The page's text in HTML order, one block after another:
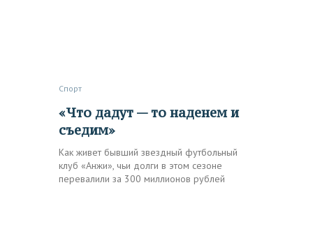
Спорт
«Что дадут — то наденем и
съедим»
Как живет бывший звездный футбольный
клуб «Анжи», чьи долги в этом сезоне
перевалили за 300 миллионов рублей